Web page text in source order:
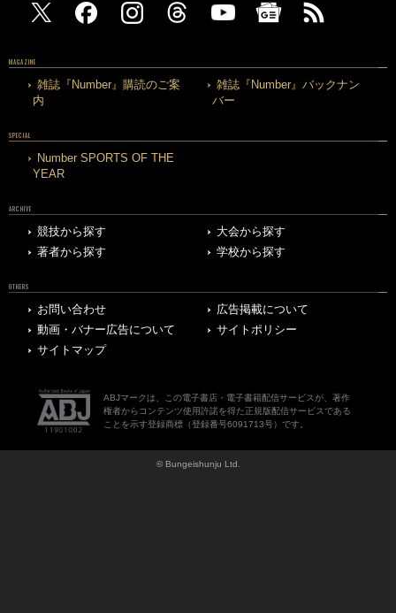
MAGAZINE
雑誌『Number』購読のご案
内
雑誌『Number』バックナン
バー
SPECIAL
Number SPORTS OF THE
YEAR
ARCHIVE
競技から探す
大会から探す
著者から探す
学校から探す
OTHERS
お問い合わせ
広告掲載について
動画・バナー広告について
サイトポリシー
サイトマップ
ABJマークは、この電子書店・電子書籍配信サービスが、著作
権者からコンテンツ使用許諾を得た正規版配信サービスである
ことを示す登録商標（登録番号6091713号）です。
© Bungeishunju Ltd.